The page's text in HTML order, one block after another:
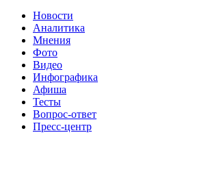
Новости
Аналитика
Мнения
Фото
Видео
Инфографика
Афиша
Тесты
Вопрос-ответ
Пресс-центр